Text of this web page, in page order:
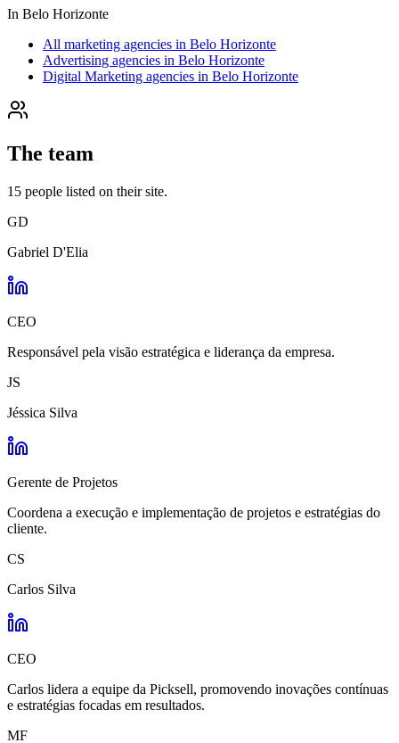
In Belo Horizonte
All marketing agencies in Belo Horizonte
Advertising agencies in Belo Horizonte
Digital Marketing agencies in Belo Horizonte
The team
15 people listed on their site.
GD
Gabriel D'Elia
CEO
Responsável pela visão estratégica e liderança da empresa.
JS
Jéssica Silva
Gerente de Projetos
Coordena a execução e implementação de projetos e estratégias do
cliente.
CS
Carlos Silva
CEO
Carlos lidera a equipe da Picksell, promovendo inovações contínuas
e estratégias focadas em resultados.
MF